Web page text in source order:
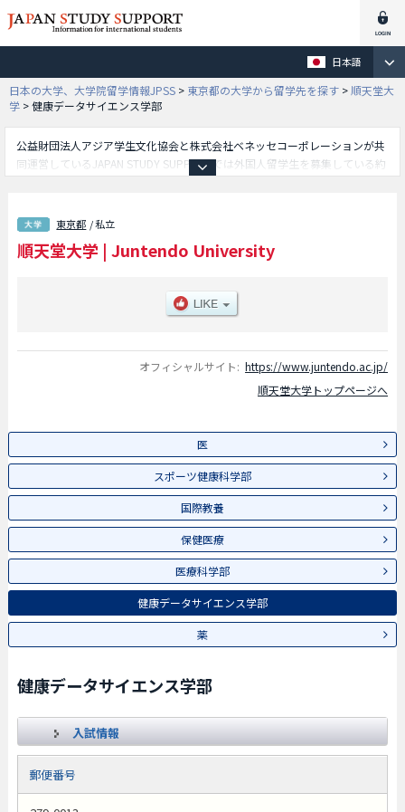
日本語
日本の大学、大学院留学情報JPSS > 東京都の大学から留学先を探す >順天堂大
学 >健康データサイエンス学部
公益財団法人アジア学生文化協会と株式会社ベネッセコーポレーションが共
同運営しているJAPAN STUDY SUPPORTでは外国人留学生を募集している約
健康科学部学部や国際教養学部や保健医療学部や医療科学部学部や健康デー
タサイエンス学部学部や薬学部等、学部別情報や、募集定員や合格者数など
入試情報、施設案内、アクセスなど外国人留学生に必要な情報を掲載してい
東京都 / 私立
順天堂大学 | Juntendo University
オフィシャルサイト: https://www.juntendo.ac.jp/
順天堂大学トップページへ
医
スポーツ健康科学部
国際教養
保健医療
医療科学部
健康データサイエンス学部
薬
健康データサイエンス学部
入試情報
郵便番号